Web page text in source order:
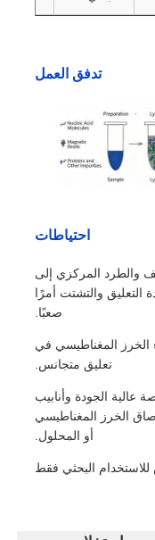
تدفق العمل
احتياطات
والطرد المركزي إلى
التعليق والتشتت أمرًا
صعبًا.
الخرز المغناطيسي في
تعليق متجانس.
الجودة وأنابيب
الخرز المغناطيسي
أو المحلول.
البحثي فقط